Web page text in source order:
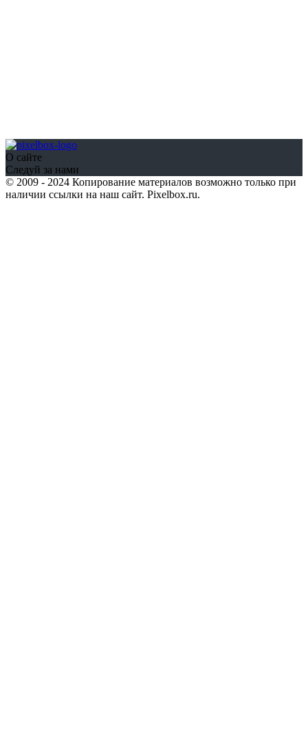
О сайте
Следуй за нами
© 2009 - 2024 Копирование материалов возможно только при
наличии ссылки на наш сайт. Pixelbox.ru.